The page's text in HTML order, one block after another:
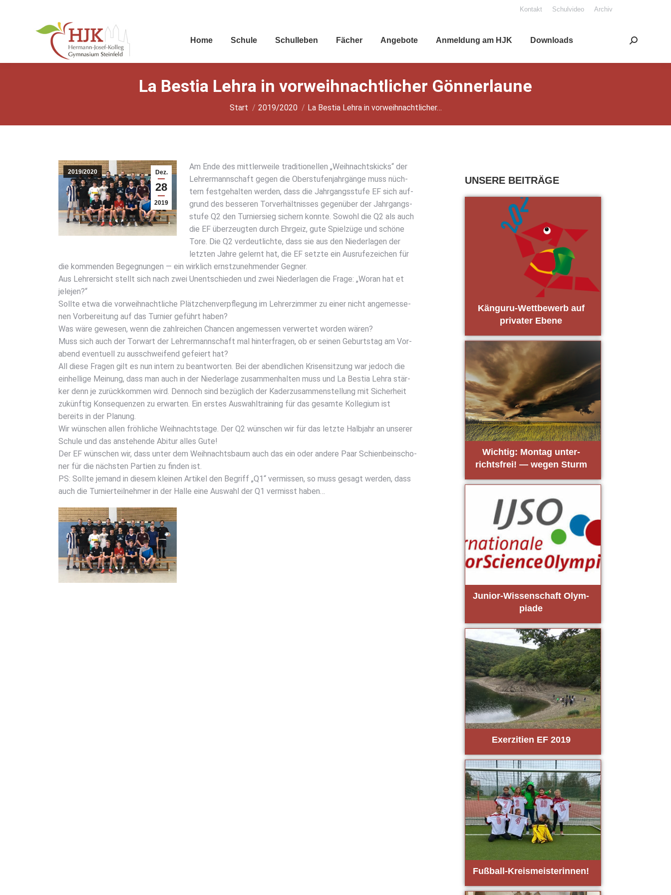
Kon­takt Schul­vi­deo Archiv
Home Schu­le Schul­le­ben Fächer Ange­bo­te Anmel­dung am HJK Down­loads Search:
La Bes­tia Lehra in vor­weih­nacht­li­cher Gön­ner­lau­ne
Sie befinden sich hier:
Start 2019/2020 La Bes­tia Lehra in vor­weih­nacht­li­cher…
Dez.
28
2019
2019/2020
Am Ende des mitt­ler­wei­le tra­di­tio­nel­len „Weih­nachts­kicks“ der
Leh­rer­mann­schaft gegen die Ober­stu­fen­jahr­gän­ge muss nüch­
tern fest­ge­hal­ten wer­den, dass die Jahr­gangs­stu­fe EF sich auf­
grund des bes­se­ren Tor­ver­hält­nis­ses gegen­über der Jahr­gangs­
stu­fe Q2 den Tur­nier­sieg sichern konn­te. Sowohl die Q2 als auch
die EF über­zeug­ten durch Ehr­geiz, gute Spiel­zü­ge und schö­ne
Tore. Die Q2 ver­deut­lich­te, dass sie aus den Nie­der­la­gen der
letz­ten Jah­re gelernt hat, die EF setz­te ein Aus­ru­fe­zei­chen für
die kom­men­den Begeg­nun­gen — ein wirk­lich ernst­zu­neh­men­der Geg­ner.
Aus Leh­rer­sicht stellt sich nach zwei Unent­schie­den und zwei Nie­der­la­gen die Fra­ge: „Wor­an hat et
jele­jen?“
Soll­te etwa die vor­weih­nacht­li­che Plätz­chen­ver­pfle­gung im Leh­rer­zim­mer zu einer nicht ange­mes­se­
nen Vor­be­rei­tung auf das Tur­nier geführt haben?
Was wäre gewe­sen, wenn die zahl­rei­chen Chan­cen ange­mes­sen ver­wer­tet wor­den wären?
Muss sich auch der Tor­wart der Leh­rer­mann­schaft mal hin­ter­fra­gen, ob er sei­nen Geburts­tag am Vor­
abend even­tu­ell zu aus­schwei­fend gefei­ert hat?
All die­se Fra­gen gilt es nun intern zu beant­wor­ten. Bei der abend­li­chen Kri­sen­sit­zung war jedoch die
ein­hel­li­ge Mei­nung, dass man auch in der Nie­der­la­ge zusam­men­hal­ten muss und La Bes­tia Lehra stär­
ker denn je zurück­kom­men wird. Den­noch sind bezüg­lich der Kad­er­zu­sam­men­stel­lung mit Sicher­heit
zukünf­tig Kon­se­quen­zen zu erwar­ten. Ein ers­tes Aus­wahl­trai­ning für das gesam­te Kol­le­gi­um ist
bereits in der Pla­nung.
Wir wün­schen allen fröh­li­che Weih­nachts­ta­ge. Der Q2 wün­schen wir für das letz­te Halb­jahr an unse­rer
Schu­le und das anste­hen­de Abitur alles Gute!
Der EF wün­schen wir, dass unter dem Weih­nachts­baum auch das ein oder ande­re Paar Schien­bein­scho­
ner für die nächs­ten Par­tien zu fin­den ist.
PS: Soll­te jemand in die­sem klei­nen Arti­kel den Begriff „Q1“ ver­mis­sen, so muss gesagt wer­den, dass
auch die Tur­nier­teil­neh­mer in der Hal­le eine Aus­wahl der Q1 ver­misst haben…
Kän­gu­ru-Wett­be­werb auf
pri­va­ter Ebe­ne
Wich­tig: Mon­tag unter­
richts­frei! — wegen Sturm
Juni­or-Wis­sen­schaft Olym­
pia­de
Exer­zi­ti­en EF 2019
Fuß­ball-Kreis­meis­te­rin­nen!